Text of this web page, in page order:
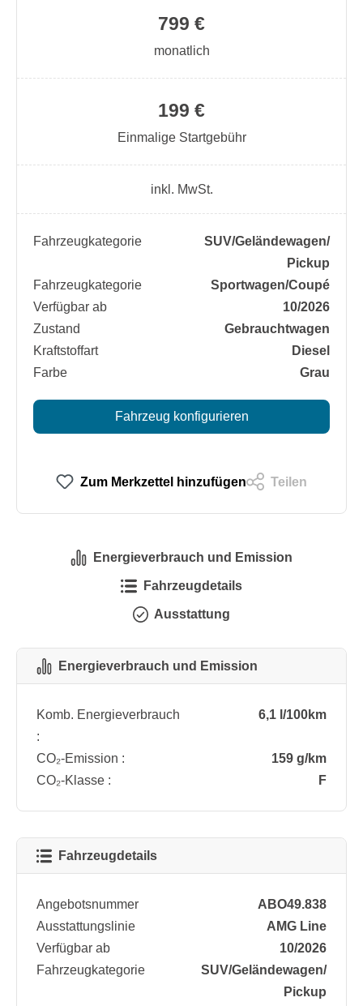
199 €
Einmalige Startgebühr
799 €
monatlich
inkl. MwSt.
Fahrzeugkategorie
SUV/​Geländewagen/​
Pickup
Fahrzeugkategorie
Sportwagen/​Coupé
Verfügbar ab
10/2026
Zustand
Gebrauchtwagen
Kraftstoffart
Diesel
Farbe
Grau
Fahrzeug konfigurieren
Zum Merkzettel hinzufügen Teilen
Energieverbrauch und Emission
Fahrzeugdetails
Ausstattung
Energieverbrauch und Emission
Komb. Energieverbrauch
:
6,1 l/100km
CO₂-Emission :
159 g/km
CO₂-Klasse :
F
Fahrzeugdetails
Angebotsnummer
ABO49.838
Ausstattungslinie
AMG Line
Verfügbar ab
10/2026
Fahrzeugkategorie
SUV/​Geländewagen/​
Pickup